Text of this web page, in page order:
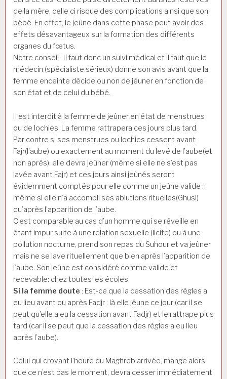
de la mère, celle ci risque des complications ainsi que son
bébé. En effet, le jeûne dans cette phase peut avoir des
effets désavantageux sur la formation des différents
organes du fœtus.
Notre conseil : Il faut donc un suivi médical et il faut que le
médecin (spécialiste sérieux) donne son avis avant que la
femme enceinte décide ou non de jêuner en fonction de
son état et de celui du bébé.
Il est interdit à la femme de jeûner en état de menstrues
ou de lochies. La femme rattrapera ces jours plus tard.
Par contre si ses menstrues ou lochies cessent avant
Fajr(l’aube) ou exactement au moment du levé de l’aube(et
non après): elle devra jeûner (même si elle ne s’est pas
lavée avant Fajr) et ces jours ainsi jeûnés seront
évidemment comptés pour elle comme un jeûne valide :
même si elle n’a accompli ses ablutions rituelles(Ghusl)
qu’après l’apparition de l’aube.
C’est comparable au cas d’un homme qui se réveille en
étant impur suite à une relation sexuelle (licite) ou à une
pollution nocturne, prend son repas du Suhour et va jeûner
mais ne se lave rituellement que bien après l’apparition de
l’aube. Son jeûne est considéré comme valide et
recevable: chez toutes les écoles.
Si la femme doute : Est-ce que la cessation des règles a
eu lieu avant ou après Fadjr : là elle jêune ce jour (car il se
peut qu’elle a eu la cessation avant Fadjr) et le rattrape plus
tard (car il se peut que la cessation des règles a eu lieu
après l’aube).
Celui qui croyant l’heure du Maghreb arrivée, mange alors
que ce n’est pas le moment, devra cesser immédiatement